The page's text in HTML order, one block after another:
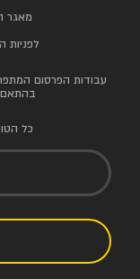
מאגר
לפניות
עבודות הפרסום
בהתאם
כל